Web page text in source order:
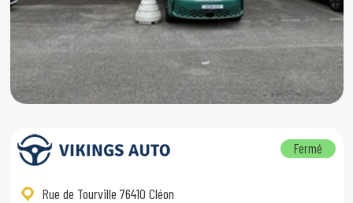
Rue de Tourville 76410 Cléon
Fermé